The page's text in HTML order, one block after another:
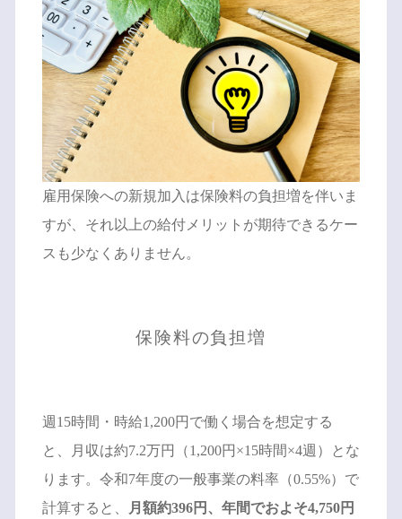
雇用保険への新規加入は保険料の負担増を伴いま
すが、それ以上の給付メリットが期待できるケー
スも少なくありません。
保険料の負担増
週15時間・時給1,200円で働く場合を想定する
と、月収は約7.2万円（1,200円×15時間×4週）とな
ります。令和7年度の一般事業の料率（0.55%）で
計算すると、
月額約396円、年間でおよそ4,750円